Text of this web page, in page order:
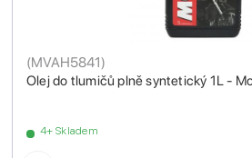
Olej do tlumičů plně syntetický 1L -
(MVAH5841)
4+ Skladem